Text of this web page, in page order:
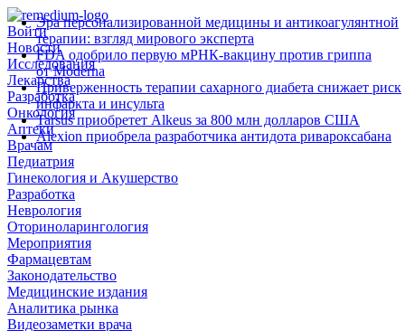
Войти
Новости
Исследования
Лекарства
Разработка
Онкология
Аптеки
Врачам
Педиатрия
Гинекология и Акушерство
Разработка
Неврология
Оториноларингология
Мероприятия
Фармацевтам
Законодательство
Медицинские издания
Аналитика рынка
Видеозаметки врача
Эра персонализированной медицины и антикоагулянтной
терапии: взгляд мирового эксперта
FDA одобрило первую мРНК‑вакцину против гриппа
от Moderna
Приверженность терапии сахарного диабета снижает риск
инфаркта и инсульта
Tarsus приобретет Alkeus за 800 млн долларов США
Alexion приобрела разработчика антидота ривароксабана